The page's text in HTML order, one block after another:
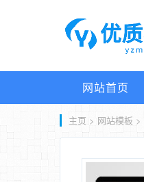
网站首页
主页 > 网站模板 >